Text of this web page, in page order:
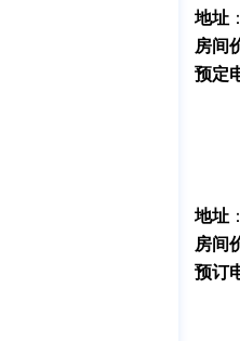
地址
房间
预定
地址
房间
预订